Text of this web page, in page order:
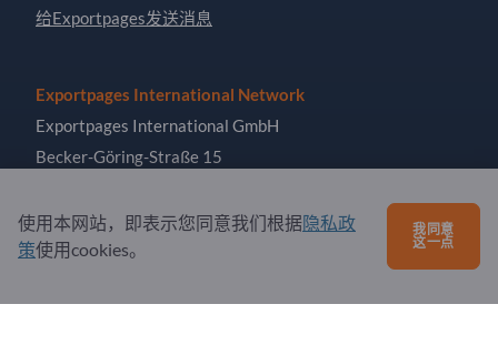
给Exportpages发送消息
Exportpages International Network
Exportpages International GmbH
Becker-Göring-Straße 15
Germany
使用本网站，即表示您同意我们根据隐私政
策使用cookies。
我同意
这一点